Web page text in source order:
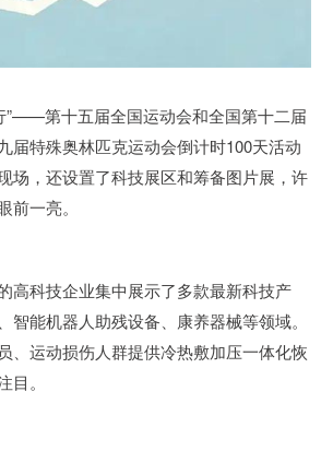
”——第十五届全国运动会和全国第十二届
届特殊奥林匹克运动会倒计时100天活动
场，还设置了科技展区和筹备图片展，许
前一亮。
高科技企业集中展示了多款最新科技产
智能机器人助残设备、康养器械等领域。
、运动损伤人群提供冷热敷加压一体化恢
。